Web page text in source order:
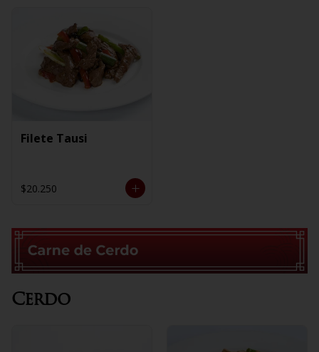
Filete Tausi
$20.250
Cerdo